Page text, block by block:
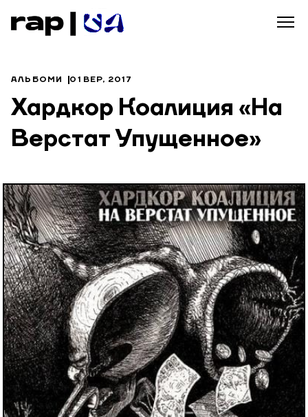
АЛЬБОМИ 01 ВЕР, 2017
Хардкор Коалиция «На
Верстат Упущенное»